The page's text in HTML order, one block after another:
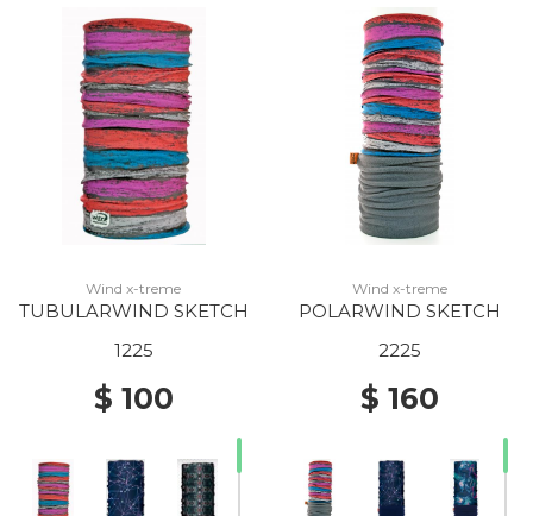
Wind x-treme
TUBULARWIND SKETCH
1225
$ 100
Wind x-treme
POLARWIND SKETCH
2225
$ 160